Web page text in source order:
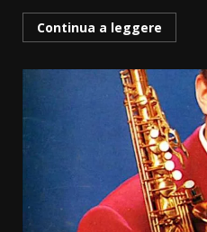
Continua a leggere